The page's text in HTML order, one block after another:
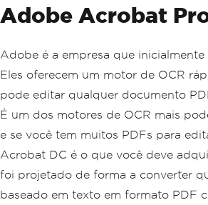
Adobe Acrobat
Adobe é a empresa que inicialmente
Eles oferecem um motor de OCR
pode editar qualquer documento
É um dos motores de OCR mais
e se você tem muitos PDFs para
Acrobat DC é o que você deve
foi projetado de forma a converter
baseado em texto em formato PDF